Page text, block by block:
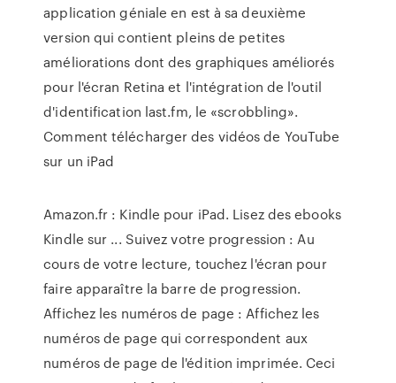
application géniale en est à sa deuxième
version qui contient pleins de petites
améliorations dont des graphiques améliorés
pour l'écran Retina et l'intégration de l'outil
d'identification last.fm, le «scrobbling».
Comment télécharger des vidéos de YouTube
sur un iPad
Amazon.fr : Kindle pour iPad. Lisez des ebooks
Kindle sur ... Suivez votre progression : Au
cours de votre lecture, touchez l'écran pour
faire apparaître la barre de progression.
Affichez les numéros de page : Affichez les
numéros de page qui correspondent aux
numéros de page de l'édition imprimée. Ceci